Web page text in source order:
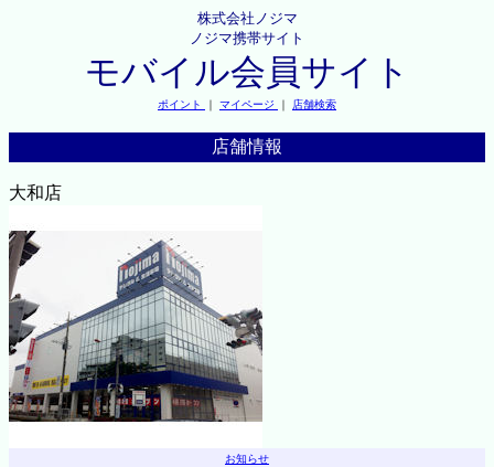
株式会社ノジマ
ノジマ携帯サイト
モバイル会員サイト
ポイント ｜ マイページ ｜ 店舗検索
店舗情報
大和店
お知らせ